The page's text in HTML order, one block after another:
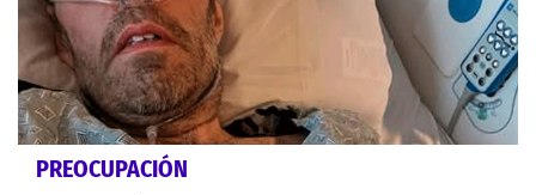
PREOCUPACIÓN